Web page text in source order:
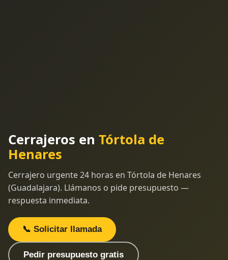
Cerrajeros en Tórtola de
Henares
Cerrajero urgente 24 horas en Tórtola de Henares
(Guadalajara). Llámanos o pide presupuesto —
respuesta inmediata.
📞 Solicitar llamada
Pedir presupuesto gratis